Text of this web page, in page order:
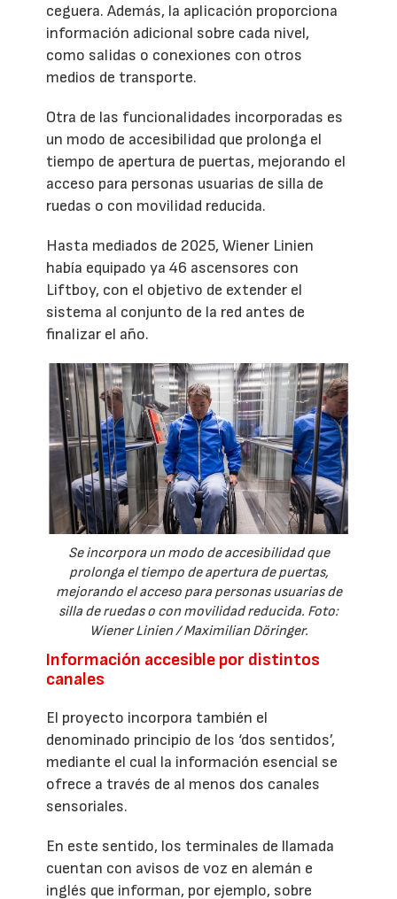
ceguera. Además, la aplicación proporciona
información adicional sobre cada nivel,
como salidas o conexiones con otros
medios de transporte.
Otra de las funcionalidades incorporadas es
un modo de accesibilidad que prolonga el
tiempo de apertura de puertas, mejorando el
acceso para personas usuarias de silla de
ruedas o con movilidad reducida.
Hasta mediados de 2025, Wiener Linien
había equipado ya 46 ascensores con
Liftboy, con el objetivo de extender el
sistema al conjunto de la red antes de
finalizar el año.
Se incorpora un modo de accesibilidad que
prolonga el tiempo de apertura de puertas,
mejorando el acceso para personas usuarias de
silla de ruedas o con movilidad reducida. Foto:
Wiener Linien / Maximilian Döringer.
Información accesible por distintos
canales
El proyecto incorpora también el
denominado principio de los ‘dos sentidos’,
mediante el cual la información esencial se
ofrece a través de al menos dos canales
sensoriales.
En este sentido, los terminales de llamada
cuentan con avisos de voz en alemán e
inglés que informan, por ejemplo, sobre